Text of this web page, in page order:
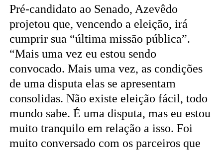
Pré-candidato ao Senado, Azevêdo
projetou que, vencendo a eleição, irá
cumprir sua “última missão pública”.
“Mais uma vez eu estou sendo
convocado. Mais uma vez, as condições
de uma disputa elas se apresentam
consolidas. Não existe eleição fácil, todo
mundo sabe. É uma disputa, mas eu estou
muito tranquilo em relação a isso. Foi
muito conversado com os parceiros que